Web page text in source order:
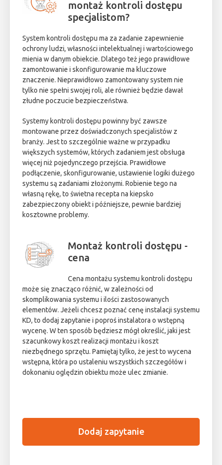
montaż kontroli dostępu
specjalistom?
System kontroli dostępu ma za zadanie zapewnienie
ochrony ludzi, własności intelektualnej i wartościowego
mienia w danym obiekcie. Dlatego też jego prawidłowe
zamontowanie i skonfigurowanie ma kluczowe
znaczenie. Nieprawidłowo zamontowany system nie
tylko nie spełni swojej roli, ale również będzie dawał
złudne poczucie bezpieczeństwa.
Systemy kontroli dostępu powinny być zawsze
montowane przez doświadczonych specjalistów z
branży. Jest to szczególnie ważne w przypadku
większych systemów, których zadaniem jest obsługa
więcej niż pojedynczego przejścia. Prawidłowe
podłączenie, skonfigurowanie, ustawienie logiki dużego
systemu są zadaniami złożonymi. Robienie tego na
własną rękę, to świetna recepta na kiepsko
zabezpieczony obiekt i późniejsze, pewnie bardziej
kosztowne problemy.
Montaż kontroli dostępu -
cena
Cena montażu systemu kontroli dostępu
może się znacząco różnić, w zależności od
skomplikowania systemu i ilości zastosowanych
elementów. Jeżeli chcesz poznać cenę instalacji systemu
KD, to dodaj zapytanie i poproś instalatora o wstępną
wycenę. W ten sposób będziesz mógł określić, jaki jest
szacunkowy koszt realizacji montażu i koszt
niezbędnego sprzętu. Pamiętaj tylko, że jest to wycena
wstępna, która po ustaleniu wszystkich szczegółów i
dokonaniu oględzin obiektu może ulec zmianie.
Dodaj zapytanie